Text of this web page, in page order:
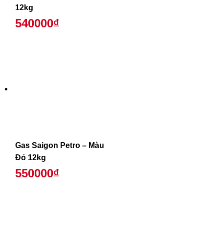
12kg
540000₫
Gas Saigon Petro – Màu
Đỏ 12kg
550000₫